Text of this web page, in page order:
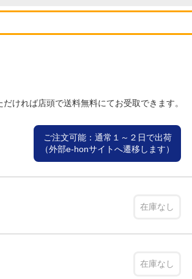
ければ店頭で送料無料にてお受取できます。
ご注文可能：通常１～２日で出荷
（外部e-honサイトへ遷移します）
在庫なし
在庫なし